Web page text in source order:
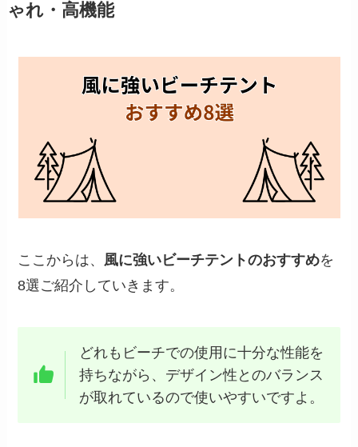
ゃれ・高機能
ここからは、 風に強いビーチテントのおすすめを
8選ご紹介していきます。
どれもビーチでの使用に十分な性能を
持ちながら、デザイン性とのバランス
が取れているので使いやすいですよ。